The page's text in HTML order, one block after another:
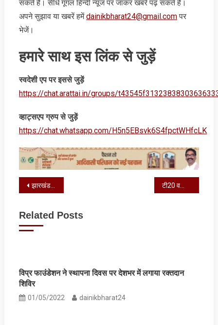
सकते हैं। सीधे गूगल हिन्‍दी न्‍यूज पर जाकर खबरें पढ़ सकते हैं।
अपने सुझाव या खबरें हमेंdainikbharat24@gmail.comपर
भेजें।
हमारे साथ इस लिंक से जुड़ें
स्‍वदेशी एप पर इससे जुड़ें
https://chat.arattai.in/groups/
व्‍हाट्सएप ग्रुप से जुड़ें
https://chat.whatsapp.com/H5n5EBsvk6S4fpctWHfcLK
Post
झारखंड के लिए ऐतिहासिक रहा रविवार: बजट 2026 में राज्य को बड़ी सौगात टी20 वर्ल्ड कप शुरू होने से पहले आई क्रिकेट प्रेमी को न‍िराश करने वाली खबर
Related Posts
विप्र फाउंडेशन ने स्‍थापना दिवस पर देशभर में लगाया रक्तदान
शिविर
01/05/2022 dainikbharat24